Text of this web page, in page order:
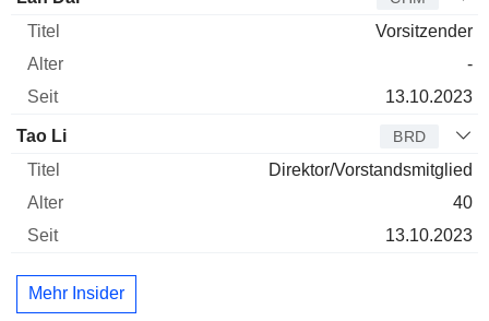
Vorsitzender
-
13.10.2023
Tao Li BRD
Direktor/Vorstandsmitglied
40
13.10.2023
Mehr Insider